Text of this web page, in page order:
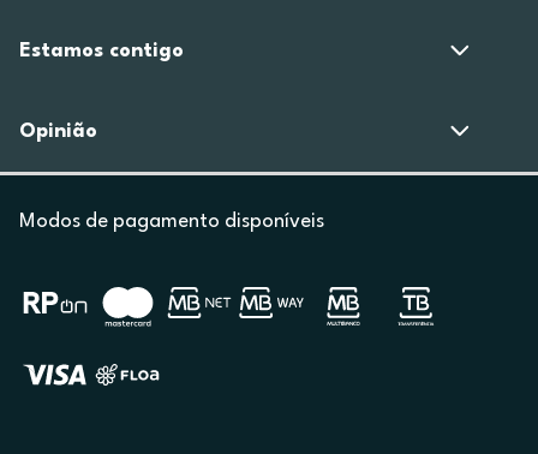
Estamos contigo
Opinião
Modos de pagamento disponíveis